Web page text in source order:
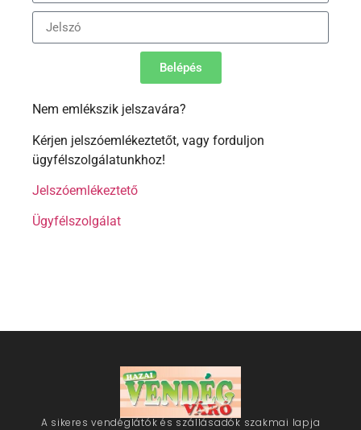
Belépés
Nem emlékszik jelszavára?
Kérjen jelszóemlékeztetőt, vagy forduljon
ügyfélszolgálatunkhoz!
Jelszóemlékeztető
Ügyfélszolgálat
A sikeres vendéglátók és szállásadók szakmai lapja